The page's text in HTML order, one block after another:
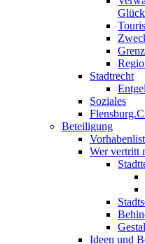
Stadtrecht
Soziales
Beteiligung
Wer vertritt
Ideen und